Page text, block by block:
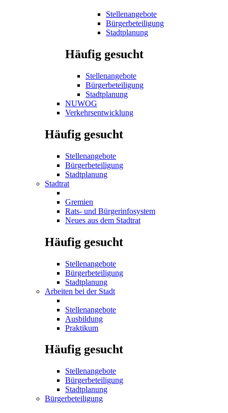
Stellenangebote
Bürgerbeteiligung
Stadtplanung
Häufig gesucht
Stellenangebote
Bürgerbeteiligung
Stadtplanung
NUWOG
Verkehrsentwicklung
Häufig gesucht
Stellenangebote
Bürgerbeteiligung
Stadtplanung
Stadtrat
Gremien
Rats- und Bürgerinfosystem
Neues aus dem Stadtrat
Häufig gesucht
Stellenangebote
Bürgerbeteiligung
Stadtplanung
Arbeiten bei der Stadt
Stellenangebote
Ausbildung
Praktikum
Häufig gesucht
Stellenangebote
Bürgerbeteiligung
Stadtplanung
Bürgerbeteiligung